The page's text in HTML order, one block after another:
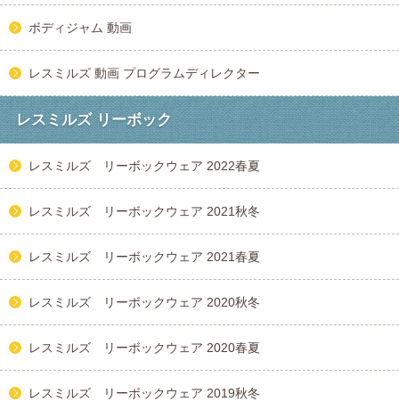
ボディジャム 動画
レスミルズ 動画 プログラムディレクター
レスミルズ リーボック
レスミルズ リーボックウェア 2022春夏
レスミルズ リーボックウェア 2021秋冬
レスミルズ リーボックウェア 2021春夏
レスミルズ リーボックウェア 2020秋冬
レスミルズ リーボックウェア 2020春夏
レスミルズ リーボックウェア 2019秋冬